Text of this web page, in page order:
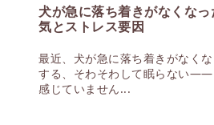
犬が急に落ち着きがなくな
気とストレス要因
最近、犬が急に落ち着きがなく
する、そわそわして眠らない——
感じていません...